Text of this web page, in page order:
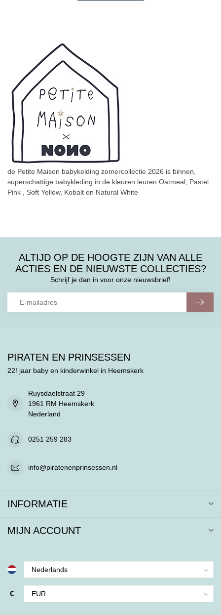
de Petite Maison babykelding zomercollectie 2026 is binnen,
superschattige babykleding in de kleuren leuren Oatmeal, Pastel
Pink , Soft Yellow, Kobalt en Natural White
ALTIJD OP DE HOOGTE ZIJN VAN ALLE
ACTIES EN DE NIEUWSTE COLLECTIES?
Schrijf je dan in voor onze nieuwsbrief!
PIRATEN EN PRINSESSEN
22! jaar baby en kinderwinkel in Heemskerk
Ruysdaelstraat 29
1961 RM Heemskerk
Nederland
0251 259 283
info@piratenenprinsessen.nl
INFORMATIE
MIJN ACCOUNT
€